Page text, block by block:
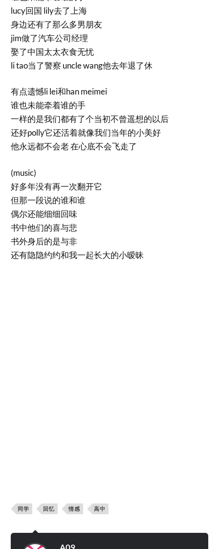
lucy回国 lily去了上海
身边还有了那么多男朋友
jim做了汽车公司经理
娶了中国太太衣食无忧
li tao当了警察 uncle wang他去年退了休
有点遗憾li lei和han meimei
谁也未能牵着谁的手
一样的是我们都有了个当初不曾遥想的以后
还好polly它还活着就像我们当年的小美好
他永远都不会老 在心底不会飞走了
(music)
好多年没有再一次翻开它
但那一段说的谁和谁
偶尔还能细细回味
书中他们的喜与悲
书外身后的是与非
还有隐隐约约和我一起长大的小暧昧
同学 回忆 情感 高中